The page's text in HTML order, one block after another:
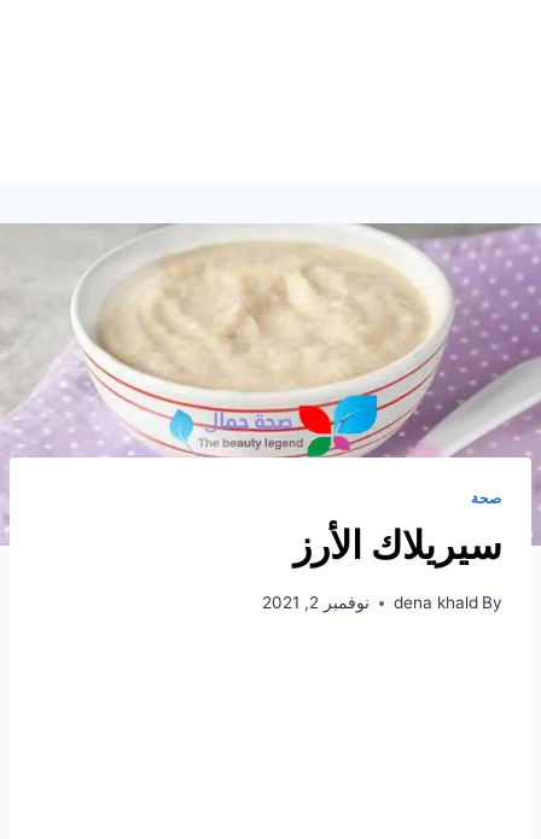
صحة
سيريلاك الأرز
By
dena khald نوفمبر 2, 2021